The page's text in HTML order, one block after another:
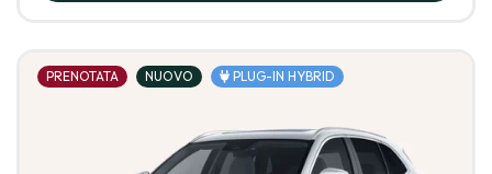
PRENOTATA NUOVO PLUG-IN HYBRID